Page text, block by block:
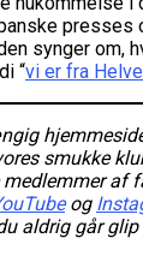
presses
synger om,
“vi er fra
smukke
af
og
aldrig går